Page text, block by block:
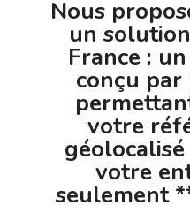
Nous
un
France : un
conçu par
votre
votre
seulement